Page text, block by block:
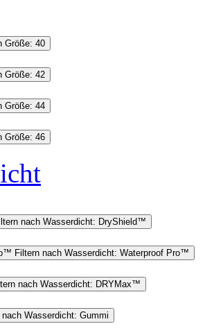
Größe: 40
Größe: 42
Größe: 44
Größe: 46
nach Wasserdicht: DryShield™
Filtern nach Wasserdicht: Waterproof Pro™
nach Wasserdicht: DRYMax™
nach Wasserdicht: Gummi